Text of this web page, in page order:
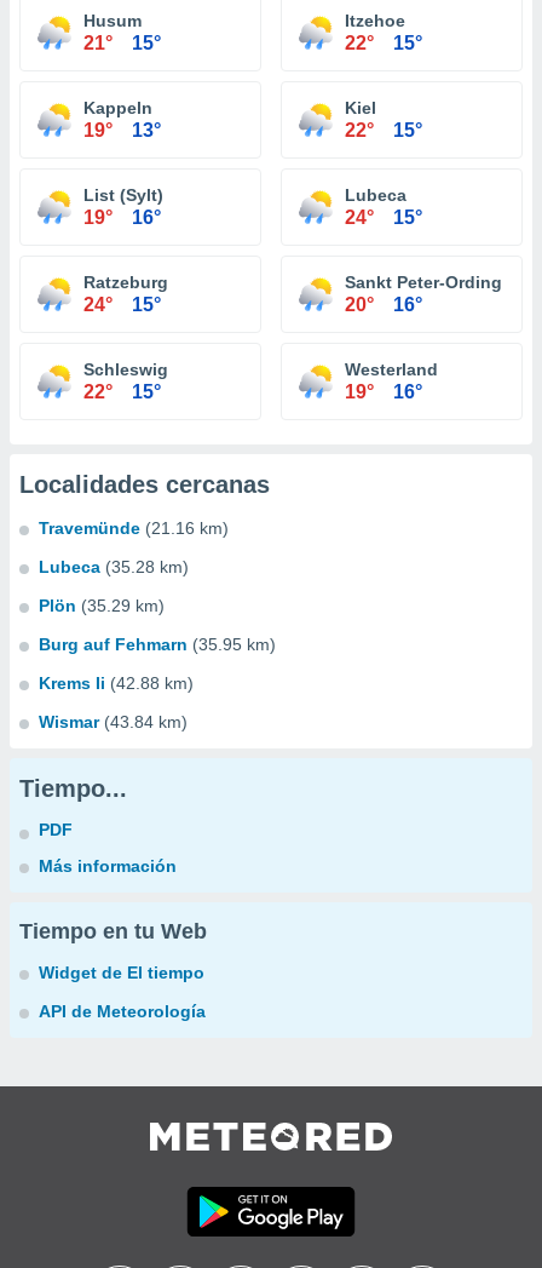
Husum
21° 15°
Itzehoe
22° 15°
Kappeln
19° 13°
Kiel
22° 15°
List (Sylt)
19° 16°
Lubeca
24° 15°
Ratzeburg
24° 15°
Sankt Peter-Ording
20° 16°
Schleswig
22° 15°
Westerland
19° 16°
Localidades cercanas
Travemünde (21.16 km)
Lubeca (35.28 km)
Plön (35.29 km)
Burg auf Fehmarn (35.95 km)
Krems Ii (42.88 km)
Wismar (43.84 km)
Tiempo...
PDF
Más información
Tiempo en tu Web
Widget de El tiempo
API de Meteorología